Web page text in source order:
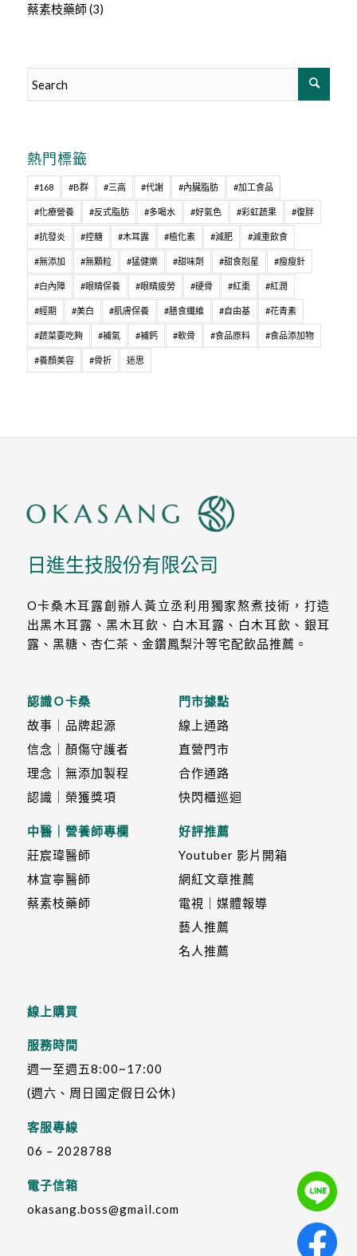
蔡素枝藥師(3)
熱門標籤
#168 #B群 #三高 #代謝 #內臟脂肪 #加工食品
#化療營養 #反式脂肪 #多喝水 #好氣色 #彩虹蔬果 #復胖
#抗發炎 #控糖 #木耳露 #植化素 #減肥 #減重飲食
#無添加 #無顆粒 #猛健樂 #甜味劑 #甜食剋星 #瘦瘦針
#白內障 #眼睛保養 #眼睛疲勞 #硬骨 #紅棗 #紅潤
#經期 #美白 #肌膚保養 #膳食纖維 #自由基 #花青素
#蔬菜要吃夠 #補氣 #補鈣 #軟骨 #食品原料 #食品添加物
#養顏美容 #骨折 迷思
日進生技股份有限公司
O卡桑木耳露創辦人黃立丞利用獨家熬煮技術，打造
出黑木耳露、黑木耳飲、白木耳露、白木耳飲、銀耳
露、黑糖、杏仁茶、金鑽鳳梨汁等宅配飲品推薦。
認識Ｏ卡桑
故事｜品牌起源
信念｜顏傷守護者
理念｜無添加製程
認識｜榮獲獎項
中醫｜營養師專欄
莊宸瑋醫師
林宣寧醫師
蔡素枝藥師
門市據點
線上通路
直營門市
合作通路
快閃櫃巡迴
好評推薦
Youtuber 影片開箱
網紅文章推薦
電視｜媒體報導
藝人推薦
名人推薦
線上購買
服務時間
週一至週五8:00~17:00
(週六、周日國定假日公休)
客服專線
06 – 2028788
電子信箱
okasang.boss@gmail.com